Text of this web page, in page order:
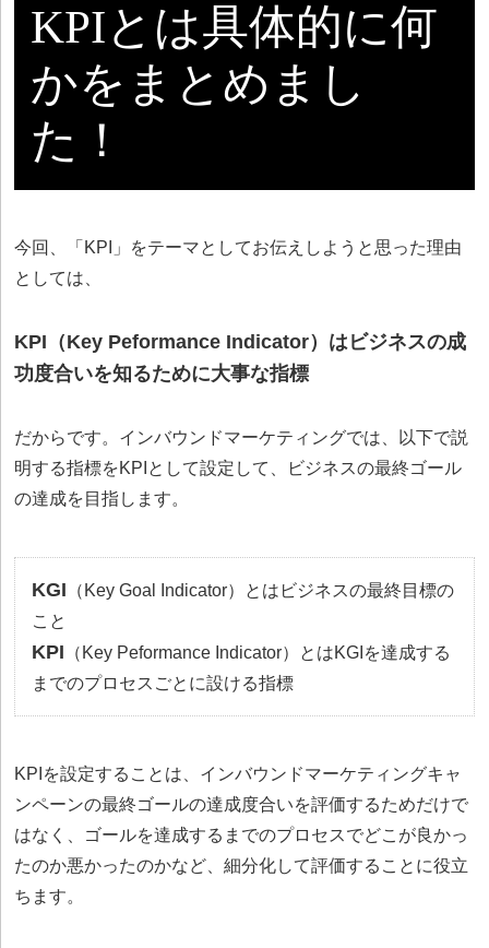
KPIとは具体的に何
かをまとめまし
た！
今回、「KPI」をテーマとしてお伝えしようと思った理由
としては、
KPI（Key Peformance Indicator）はビジネスの成
功度合いを知るために大事な指標
だからです。インバウンドマーケティングでは、以下で説
明する指標をKPIとして設定して、ビジネスの最終ゴール
の達成を目指します。
KGI （Key Goal Indicator）とはビジネスの最終目標の
こと
KPI （Key Peformance Indicator）とはKGIを達成する
までのプロセスごとに設ける指標
KPIを設定することは、インバウンドマーケティングキャ
ンペーンの最終ゴールの達成度合いを評価するためだけで
はなく、ゴールを達成するまでのプロセスでどこが良かっ
たのか悪かったのかなど、細分化して評価することに役立
ちます。